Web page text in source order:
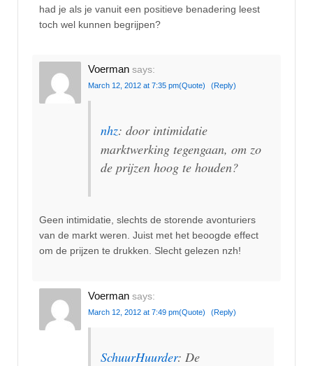
had je als je vanuit een positieve benadering leest
toch wel kunnen begrijpen?
Voerman says:
March 12, 2012 at 7:35 pm(Quote) (Reply)
nhz: door intimidatie
marktwerking tegengaan, om zo
de prijzen hoog te houden?
Geen intimidatie, slechts de storende avonturiers
van de markt weren. Juist met het beoogde effect
om de prijzen te drukken. Slecht gelezen nzh!
Voerman says:
March 12, 2012 at 7:49 pm(Quote) (Reply)
SchuurHuurder: De